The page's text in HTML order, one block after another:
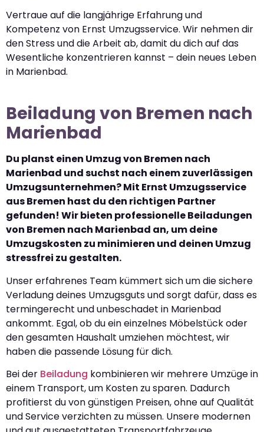
Vertraue auf die langjährige Erfahrung und
Kompetenz von Ernst Umzugsservice. Wir nehmen dir
den Stress und die Arbeit ab, damit du dich auf das
Wesentliche konzentrieren kannst – dein neues Leben
in Marienbad.
Beiladung von Bremen nach
Marienbad
Du planst einen Umzug von Bremen nach
Marienbad und suchst nach einem zuverlässigen
Umzugsunternehmen? Mit Ernst Umzugsservice
aus Bremen hast du den richtigen Partner
gefunden! Wir bieten professionelle Beiladungen
von Bremen nach Marienbad an, um deine
Umzugskosten zu minimieren und deinen Umzug
stressfrei zu gestalten.
Unser erfahrenes Team kümmert sich um die sichere
Verladung deines Umzugsguts und sorgt dafür, dass es
termingerecht und unbeschadet in Marienbad
ankommt. Egal, ob du ein einzelnes Möbelstück oder
den gesamten Haushalt umziehen möchtest, wir
haben die passende Lösung für dich.
Bei der Beiladung kombinieren wir mehrere Umzüge in
einem Transport, um Kosten zu sparen. Dadurch
profitierst du von günstigen Preisen, ohne auf Qualität
und Service verzichten zu müssen. Unsere modernen